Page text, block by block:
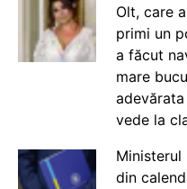
Olt, care
primi un
a făcut
mare
vede la
Ministerul
din